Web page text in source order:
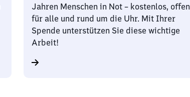
Jahren Menschen in Not – kostenlos, offen
für alle und rund um die Uhr. Mit Ihrer
Spende unterstützen Sie diese wichtige
Arbeit!